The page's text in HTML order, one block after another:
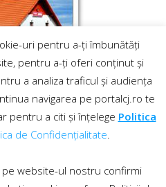
uri pentru a-ți îmbunătăți
pentru a-ți oferi conținut și
a analiza traficul și audiența
navigarea pe portalcj.ro te
pentru a citi și înțelege Politica
de Confidențialitate.
pe website-ul nostru confirmi